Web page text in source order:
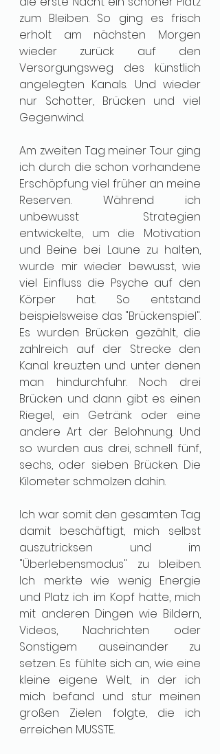
zum Bleiben. So ging es frisch
erholt am nächsten Morgen
wieder zurück auf den
Versorgungsweg des künstlich
angelegten Kanals. Und wieder
nur Schotter, Brücken und viel
Gegenwind.
Am zweiten Tag meiner Tour ging
ich durch die schon vorhandene
Erschöpfung viel früher an meine
Reserven. Während ich
unbewusst Strategien
entwickelte, um die Motivation
und Beine bei Laune zu halten,
wurde mir wieder bewusst, wie
viel Einfluss die Psyche auf den
Körper hat. So entstand
beispielsweise das "Brückenspiel".
Es wurden Brücken gezählt, die
zahlreich auf der Strecke den
Kanal kreuzten und unter denen
man hindurchfuhr. Noch drei
Brücken und dann gibt es einen
Riegel, ein Getränk oder eine
andere Art der Belohnung. Und
so wurden aus drei, schnell fünf,
sechs, oder sieben Brücken. Die
Kilometer schmolzen dahin.
Ich war somit den gesamten Tag
damit beschäftigt, mich selbst
auszutricksen und im
"Überlebensmodus" zu bleiben.
Ich merkte wie wenig Energie
und Platz ich im Kopf hatte, mich
mit anderen Dingen wie Bildern,
Videos, Nachrichten oder
Sonstigem auseinander zu
setzen. Es fühlte sich an, wie eine
kleine eigene Welt, in der ich
mich befand und stur meinen
großen Zielen folgte, die ich
erreichen MUSSTE.